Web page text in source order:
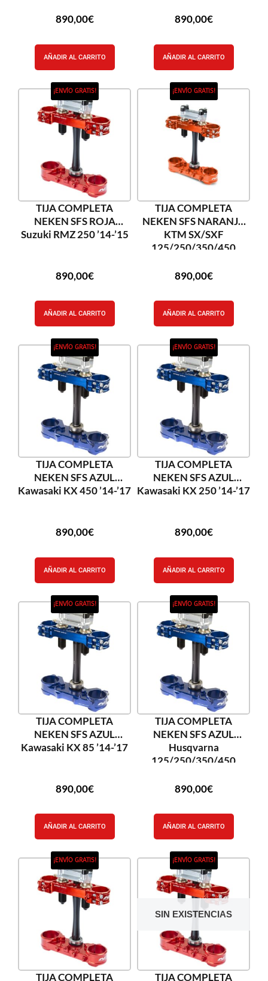
890,00€
AÑADIR AL CARRITO
890,00€
AÑADIR AL CARRITO
¡ENVÍO GRATIS!
TIJA COMPLETA
NEKEN SFS ROJA
Suzuki RMZ 250 ’14-’15
890,00€
AÑADIR AL CARRITO
¡ENVÍO GRATIS!
TIJA COMPLETA
NEKEN SFS NARANJA
KTM SX/SXF
125/250/350/450
890,00€
AÑADIR AL CARRITO
¡ENVÍO GRATIS!
TIJA COMPLETA
NEKEN SFS AZUL
Kawasaki KX 450 ’14-’17
890,00€
AÑADIR AL CARRITO
¡ENVÍO GRATIS!
TIJA COMPLETA
NEKEN SFS AZUL
Kawasaki KX 250 ’14-’17
890,00€
AÑADIR AL CARRITO
¡ENVÍO GRATIS!
TIJA COMPLETA
NEKEN SFS AZUL
Kawasaki KX 85 ’14-’17
890,00€
AÑADIR AL CARRITO
¡ENVÍO GRATIS!
TIJA COMPLETA
NEKEN SFS AZUL
Husqvarna
125/250/350/450
890,00€
AÑADIR AL CARRITO
¡ENVÍO GRATIS!
TIJA COMPLETA
SIN EXISTENCIAS
¡ENVÍO GRATIS!
TIJA COMPLETA